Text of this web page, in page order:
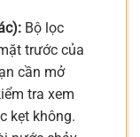
Bộ lọc
trước của
cần mở
tra xem
kẹt không.